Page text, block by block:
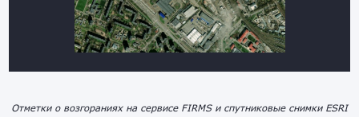
Отметки о возгораниях на сервисе FIRMS и спутниковые снимки ESRI